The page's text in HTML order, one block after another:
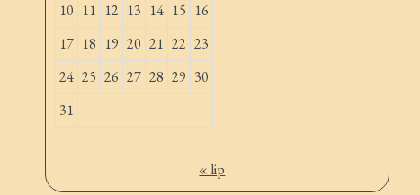
10 11 12 13 14 15 16
17 18 19 20 21 22 23
24 25 26 27 28 29 30
31
« lip